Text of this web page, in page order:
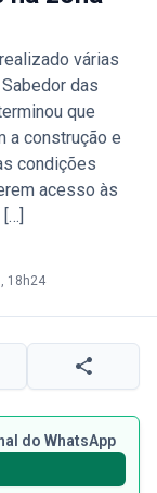
várias
das
que
a construção e
condições
acesso às
18h24
do WhatsApp